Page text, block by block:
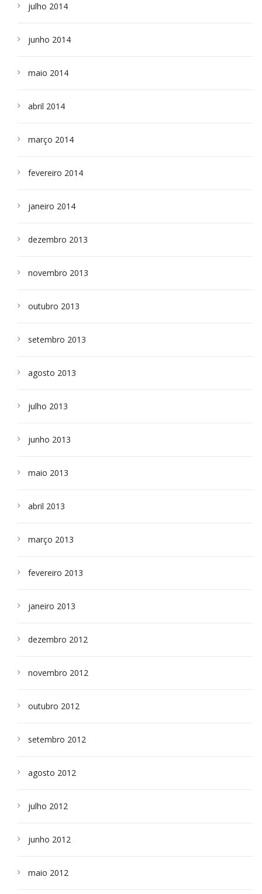
julho 2014
junho 2014
maio 2014
abril 2014
março 2014
fevereiro 2014
janeiro 2014
dezembro 2013
novembro 2013
outubro 2013
setembro 2013
agosto 2013
julho 2013
junho 2013
maio 2013
abril 2013
março 2013
fevereiro 2013
janeiro 2013
dezembro 2012
novembro 2012
outubro 2012
setembro 2012
agosto 2012
julho 2012
junho 2012
maio 2012